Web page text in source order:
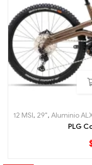
12 MSI, 29", Aluminio
PLG